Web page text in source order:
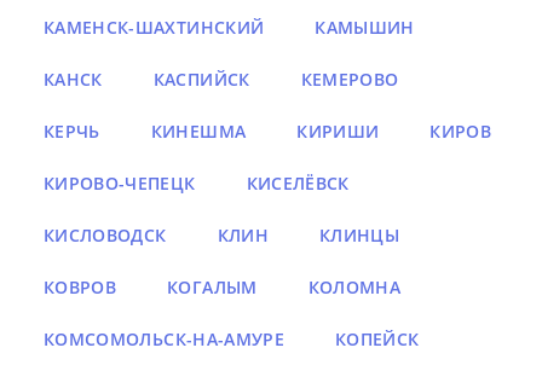
КАМЕНСК-ШАХТИНСКИЙ КАМЫШИН
КАНСК КАСПИЙСК КЕМЕРОВО
КЕРЧЬ КИНЕШМА КИРИШИ КИРОВ
КИРОВО-ЧЕПЕЦК КИСЕЛЁВСК
КИСЛОВОДСК КЛИН КЛИНЦЫ
КОВРОВ КОГАЛЫМ КОЛОМНА
КОМСОМОЛЬСК-НА-АМУРЕ КОПЕЙСК